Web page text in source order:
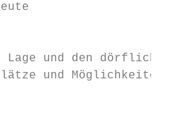
und den dörflichen
und Möglichkeiten